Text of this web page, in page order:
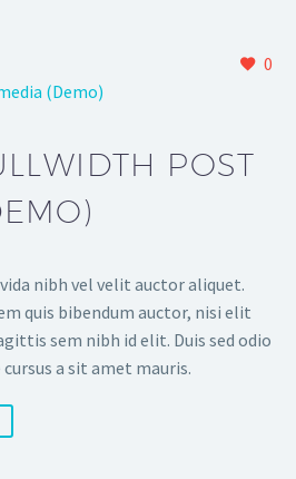
0
(Demo)
POST
nibh vel velit auctor aliquet.
quis bibendum auctor, nisi elit
sem nibh id elit. Duis sed odio
a sit amet mauris.